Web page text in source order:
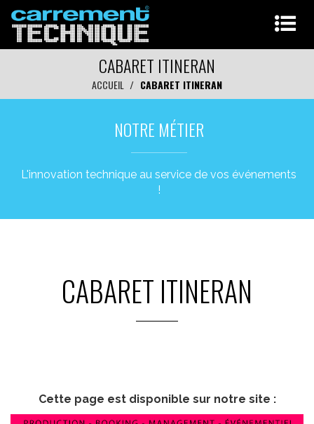
CABARET ITINERAN
ACCUEIL CABARET ITINERAN
NOTRE MÉTIER
L'innovation technique au service de vos événements
!
CABARET ITINERAN
Cette page est disponible sur notre site :